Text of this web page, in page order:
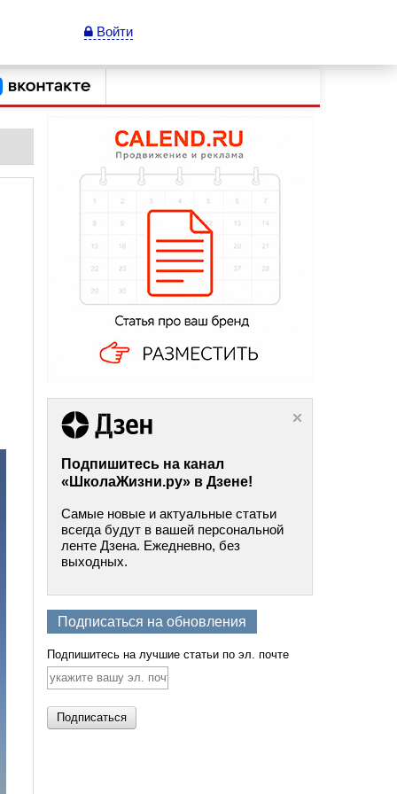
Войти
Подпишитесь на канал
«ШколаЖизни.ру» в Дзене!
Самые новые и актуальные статьи
всегда будут в вашей персональной
ленте Дзена. Ежедневно, без
выходных.
Подписаться на обновления
Подпишитесь на лучшие статьи по эл. почте